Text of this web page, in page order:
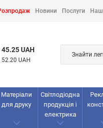
Новини Послуги Наш
45.25 UAH
52.20 UAH
Знайти
Матеріали
для друку
Світлодіодна
продукція і
електрика